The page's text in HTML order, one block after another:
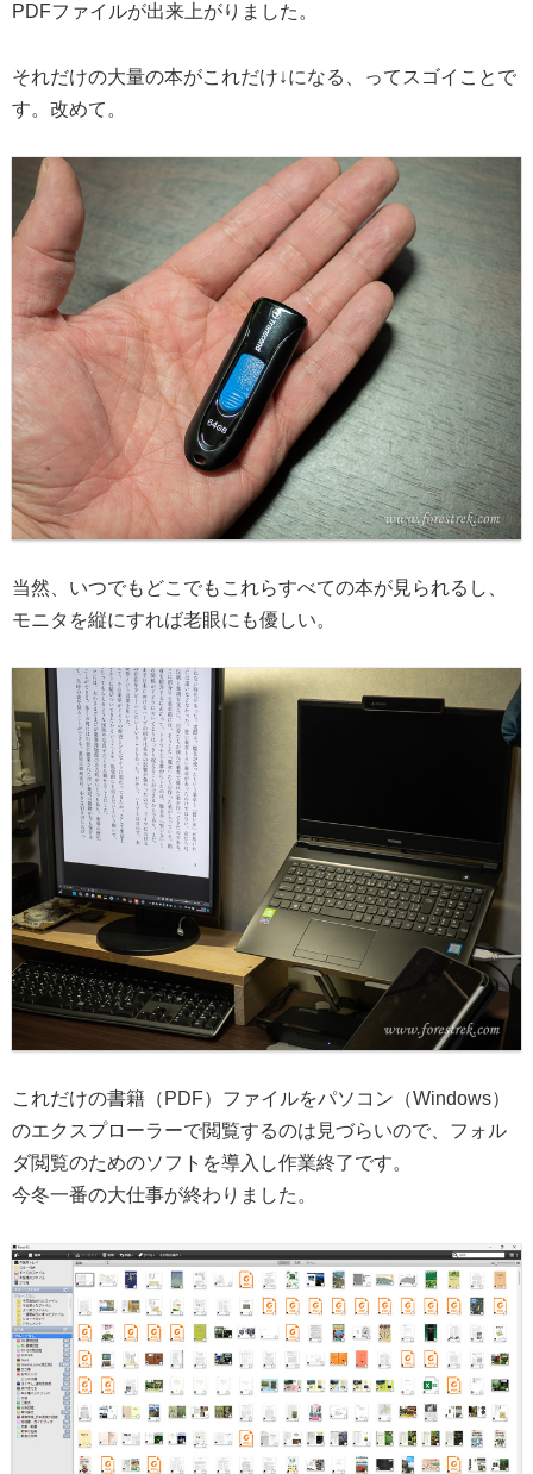
PDFファイルが出来上がりました。
それだけの大量の本がこれだけ↓になる、ってスゴイことで
す。改めて。
当然、いつでもどこでもこれらすべての本が見られるし、
モニタを縦にすれば老眼にも優しい。
これだけの書籍（PDF）ファイルをパソコン（Windows）
のエクスプローラーで閲覧するのは見づらいので、フォル
ダ閲覧のためのソフトを導入し作業終了です。
今冬一番の大仕事が終わりました。